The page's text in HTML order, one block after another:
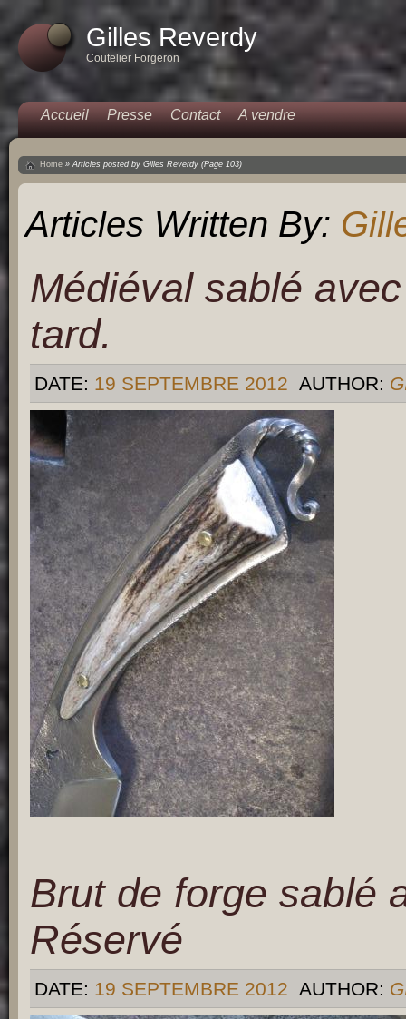
Gilles Reverdy
Coutelier Forgeron
Accueil Presse Contact A vendre
Home »Articles posted by Gilles Reverdy (Page 103)
Articles Written By:
Médiéval sablé
tard.
DATE: 19 SEPTEMBRE 2012 AUTHOR:
Brut de forge sablé
Réservé
DATE: 19 SEPTEMBRE 2012 AUTHOR: